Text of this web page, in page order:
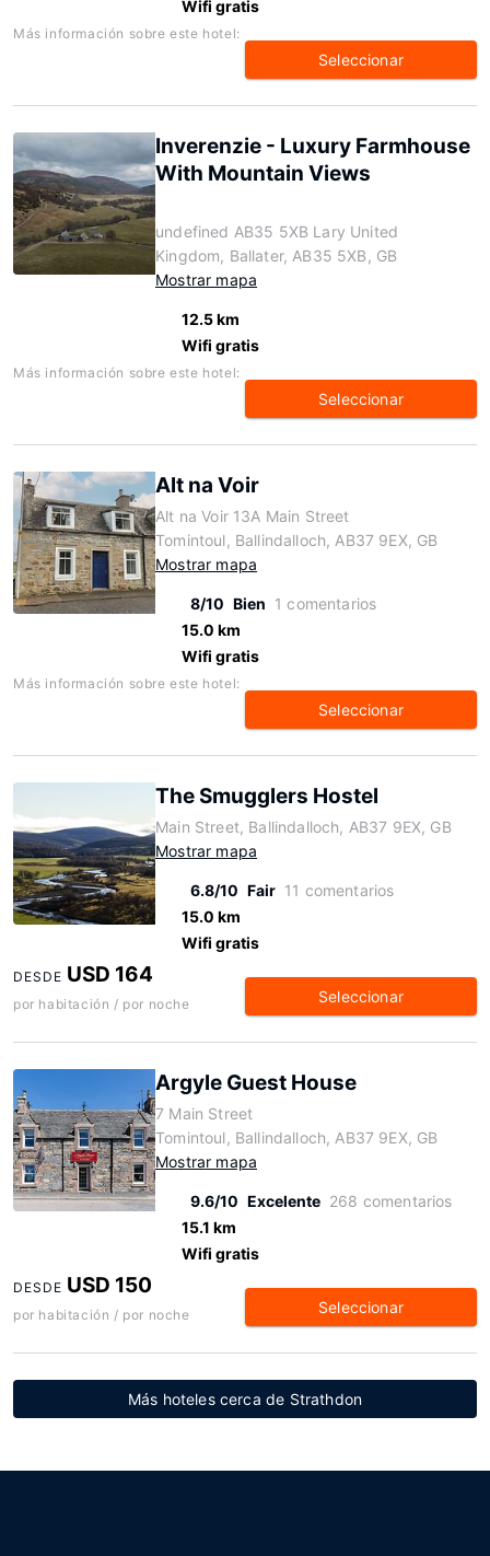
Wifi gratis
Más información sobre este hotel:
Seleccionar
Inverenzie - Luxury Farmhouse
With Mountain Views
undefined AB35 5XB Lary United
Kingdom, Ballater, AB35 5XB, GB
Mostrar mapa
12.5 km
Wifi gratis
Más información sobre este hotel:
Seleccionar
Alt na Voir
Alt na Voir 13A Main Street
Tomintoul, Ballindalloch, AB37 9EX, GB
Mostrar mapa
8/10 Bien 1 comentarios
15.0 km
Wifi gratis
Más información sobre este hotel:
Seleccionar
The Smugglers Hostel
Main Street, Ballindalloch, AB37 9EX, GB
Mostrar mapa
6.8/10 Fair 11 comentarios
15.0 km
Wifi gratis
DESDE USD 164
por habitación / por noche Seleccionar
Argyle Guest House
7 Main Street
Tomintoul, Ballindalloch, AB37 9EX, GB
Mostrar mapa
9.6/10 Excelente 268 comentarios
15.1 km
Wifi gratis
DESDE USD 150
por habitación / por noche Seleccionar
Más hoteles cerca de Strathdon